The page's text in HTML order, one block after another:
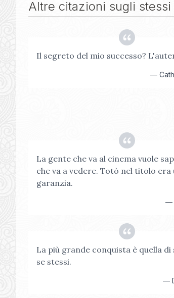
Altre citazioni sugli stessi
Il segreto del mio successo?
—
La gente che va al cinema vuole
che va a vedere. Totò nel titolo era
garanzia.
La più grande conquista è quella
se stessi.
—